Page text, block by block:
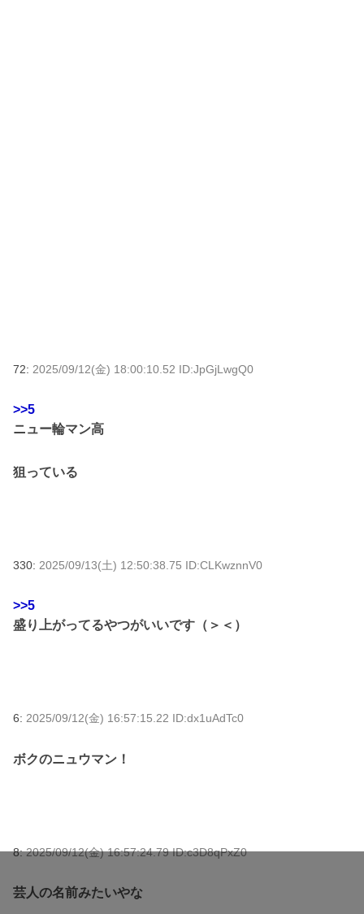
72: 2025/09/12(金) 18:00:10.52 ID:JpGjLwgQ0
>>5
ニュー輪マン高
狙っている
330: 2025/09/13(土) 12:50:38.75 ID:CLKwznnV0
>>5
盛り上がってるやつがいいです（＞＜）
6: 2025/09/12(金) 16:57:15.22 ID:dx1uAdTc0
ボクのニュウマン！
8:2025/09/12(金) 16:57:24.79 ID:c3D8qPxZ0
芸人の名前みたいやな